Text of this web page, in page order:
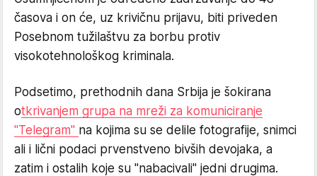
časova i on će, uz krivičnu prijavu, biti priveden
Posebnom tužilaštvu za borbu protiv
visokotehnološkog kriminala.
Podsetimo, prethodnih dana Srbija je šokirana
otkrivanjem grupa na mreži za komuniciranje
"Telegram" na kojima su se delile fotografije, snimci
ali i lični podaci prvenstveno bivših devojaka, a
zatim i ostalih koje su "nabacivali" jedni drugima.